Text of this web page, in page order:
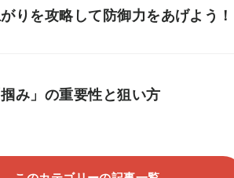
りを攻略して防御力をあげよう！
み」の重要性と狙い方